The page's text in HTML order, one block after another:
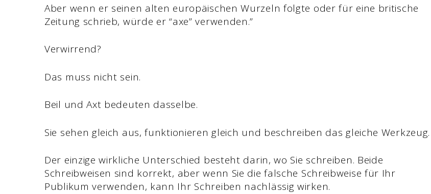
Aber wenn er seinen alten europäischen Wurzeln folgte oder für eine britische
Zeitung schrieb, würde er “axe” verwenden.”
Verwirrend?
Das muss nicht sein.
Beil und Axt bedeuten dasselbe.
Sie sehen gleich aus, funktionieren gleich und beschreiben das gleiche Werkzeug.
Der einzige wirkliche Unterschied besteht darin, wo Sie schreiben. Beide
Schreibweisen sind korrekt, aber wenn Sie die falsche Schreibweise für Ihr
Publikum verwenden, kann Ihr Schreiben nachlässig wirken.